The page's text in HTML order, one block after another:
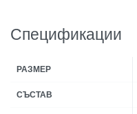
Спецификации
РАЗМЕР
СЪСТАВ